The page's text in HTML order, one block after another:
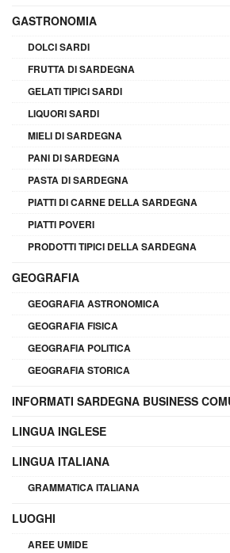
GASTRONOMIA
DOLCI SARDI
FRUTTA DI SARDEGNA
GELATI TIPICI SARDI
LIQUORI SARDI
MIELI DI SARDEGNA
PANI DI SARDEGNA
PASTA DI SARDEGNA
PIATTI DI CARNE DELLA SARDEGNA
PIATTI POVERI
PRODOTTI TIPICI DELLA SARDEGNA
GEOGRAFIA
GEOGRAFIA ASTRONOMICA
GEOGRAFIA FISICA
GEOGRAFIA POLITICA
GEOGRAFIA STORICA
INFORMATI SARDEGNA BUSINESS
LINGUA INGLESE
LINGUA ITALIANA
GRAMMATICA ITALIANA
LUOGHI
AREE UMIDE